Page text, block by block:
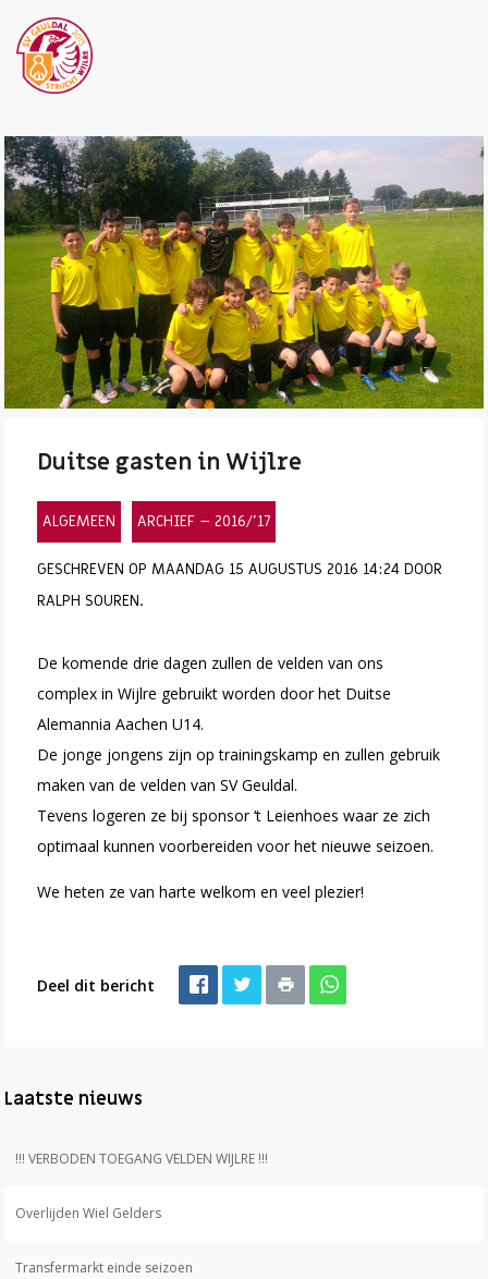
Duitse gasten in Wijlre
ALGEMEEN ARCHIEF – 2016/’17
GESCHREVEN OP MAANDAG 15 AUGUSTUS 2016 14:24 DOOR
RALPH SOUREN.
De komende drie dagen zullen de velden van ons
complex in Wijlre gebruikt worden door het Duitse
Alemannia Aachen U14.
De jonge jongens zijn op trainingskamp en zullen gebruik
maken van de velden van SV Geuldal.
Tevens logeren ze bij sponsor ‘t Leienhoes waar ze zich
optimaal kunnen voorbereiden voor het nieuwe seizoen.
We heten ze van harte welkom en veel plezier!
Deel dit bericht
Laatste nieuws
!!! VERBODEN TOEGANG VELDEN WIJLRE !!!
Overlijden Wiel Gelders
Transfermarkt einde seizoen